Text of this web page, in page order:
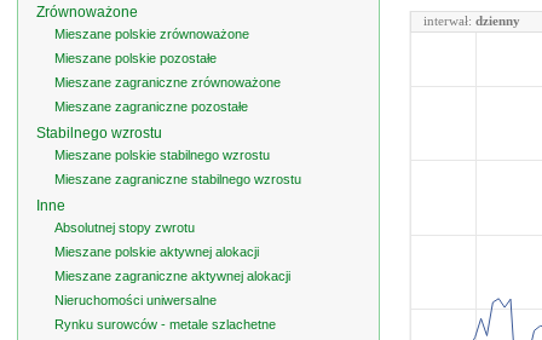
interwał: dzienny
Zrównoważone
Mieszane polskie zrównoważone
Mieszane polskie pozostałe
Mieszane zagraniczne zrównoważone
Mieszane zagraniczne pozostałe
Stabilnego wzrostu
Mieszane polskie stabilnego wzrostu
Mieszane zagraniczne stabilnego wzrostu
Inne
Absolutnej stopy zwrotu
Mieszane polskie aktywnej alokacji
Mieszane zagraniczne aktywnej alokacji
Nieruchomości uniwersalne
Rynku surowców - metale szlachetne